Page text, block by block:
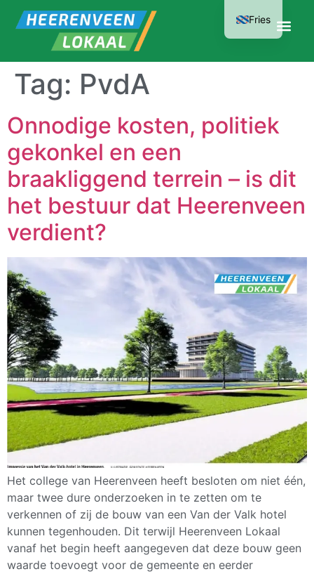
Tag: PvdA
Onnodige kosten, politiek
gekonkel en een
braakliggend terrein – is dit
het bestuur dat Heerenveen
verdient?
Het college van Heerenveen heeft besloten om niet één,
maar twee dure onderzoeken in te zetten om te
verkennen of zij de bouw van een Van der Valk hotel
kunnen tegenhouden. Dit terwijl Heerenveen Lokaal
vanaf het begin heeft aangegeven dat deze bouw geen
waarde toevoegt voor de gemeente en eerder
Fries